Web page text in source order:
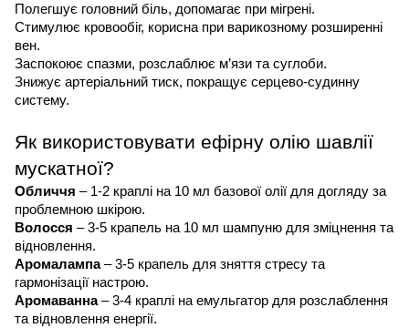
Полегшує головний біль, допомагає при мігрені.
Стимулює кровообіг, корисна при варикозному розширенні
вен.
Заспокоює спазми, розслаблює м’язи та суглоби.
Знижує артеріальний тиск, покращує серцево-судинну
систему.
Як використовувати ефірну олію шавлії
мускатної?
Обличчя – 1-2 краплі на 10 мл базової олії для догляду за
проблемною шкірою.
Волосся – 3-5 крапель на 10 мл шампуню для зміцнення та
відновлення.
Аромалампа– 3-5 крапель для зняття стресу та
гармонізації настрою.
Аромаванна– 3-4 краплі на емульгатор для розслаблення
та відновлення енергії.